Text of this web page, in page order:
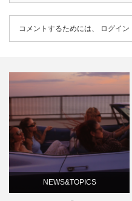
コメントするためには、 ログイン
NEWS&TOPICS